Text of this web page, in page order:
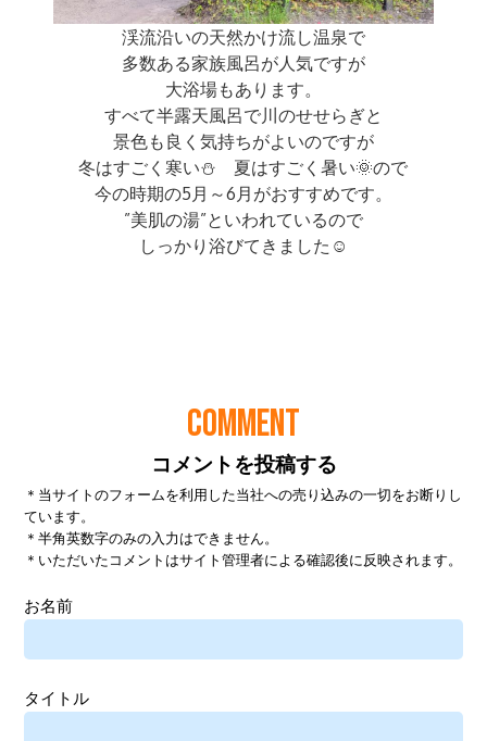
COMMENT
コメントを投稿する
＊当サイトのフォームを利用した当社への売り込みの一切をお断りし
ています。
＊半角英数字のみの入力はできません。
＊いただいたコメントはサイト管理者による確認後に反映されます。
お名前
タイトル